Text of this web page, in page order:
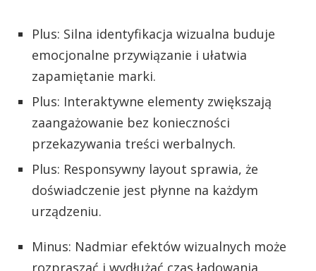
Plus: Silna identyfikacja wizualna buduje
emocjonalne przywiązanie i ułatwia
zapamiętanie marki.
Plus: Interaktywne elementy zwiększają
zaangażowanie bez konieczności
przekazywania treści werbalnych.
Plus: Responsywny layout sprawia, że
doświadczenie jest płynne na każdym
urządzeniu.
Minus: Nadmiar efektów wizualnych może
rozpraszać i wydłużać czas ładowania